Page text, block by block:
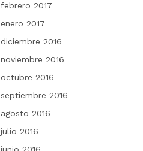
febrero 2017
enero 2017
diciembre 2016
noviembre 2016
octubre 2016
septiembre 2016
agosto 2016
julio 2016